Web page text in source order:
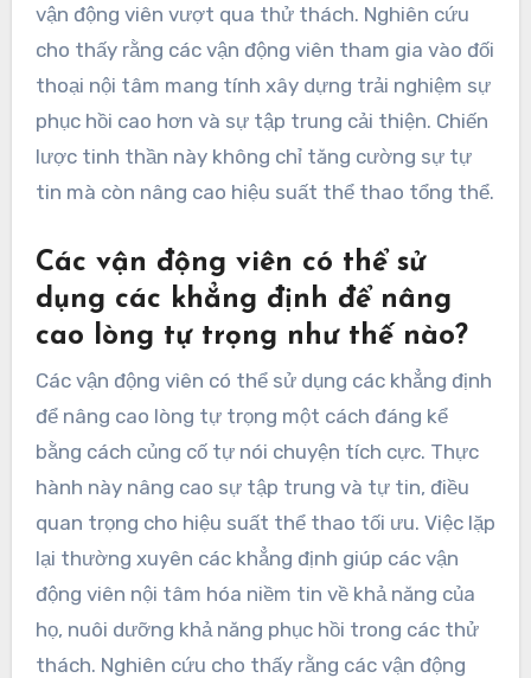
vận động viên vượt qua thử thách. Nghiên cứu
cho thấy rằng các vận động viên tham gia vào đối
thoại nội tâm mang tính xây dựng trải nghiệm sự
phục hồi cao hơn và sự tập trung cải thiện. Chiến
lược tinh thần này không chỉ tăng cường sự tự
tin mà còn nâng cao hiệu suất thể thao tổng thể.
Các vận động viên có thể sử
dụng các khẳng định để nâng
cao lòng tự trọng như thế nào?
Các vận động viên có thể sử dụng các khẳng định
để nâng cao lòng tự trọng một cách đáng kể
bằng cách củng cố tự nói chuyện tích cực. Thực
hành này nâng cao sự tập trung và tự tin, điều
quan trọng cho hiệu suất thể thao tối ưu. Việc lặp
lại thường xuyên các khẳng định giúp các vận
động viên nội tâm hóa niềm tin về khả năng của
họ, nuôi dưỡng khả năng phục hồi trong các thử
thách. Nghiên cứu cho thấy rằng các vận động